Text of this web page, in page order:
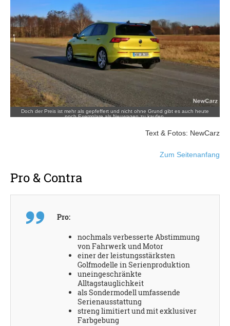
Doch der Preis ist mehr als gepfeffert und nicht ohne Grund gibt es auch heute
noch Exemplare als Neuwagen zu kaufen.
Text & Fotos: NewCarz
Zum Seitenanfang
Pro & Contra
Pro:
nochmals verbesserte Abstimmung
von Fahrwerk und Motor
einer der leistungsstärksten
Golfmodelle in Serienproduktion
uneingeschränkte
Alltagstauglichkeit
als Sondermodell umfassende
Serienausstattung
streng limitiert und mit exklusiver
Farbgebung